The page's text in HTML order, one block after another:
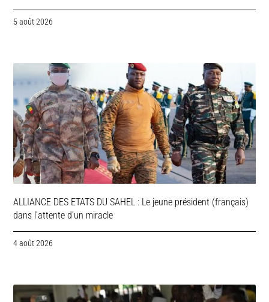
5 août 2026
ALLIANCE DES ETATS DU SAHEL : Le jeune président (français)
dans l’attente d’un miracle
4 août 2026